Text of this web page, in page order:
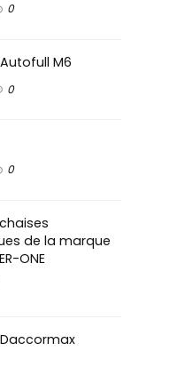
0
M6
0
0
de la marque
ONE